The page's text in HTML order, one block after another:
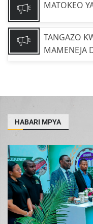
MATOKEO
TANGAZO
MAMENEJA
HABARI MPYA